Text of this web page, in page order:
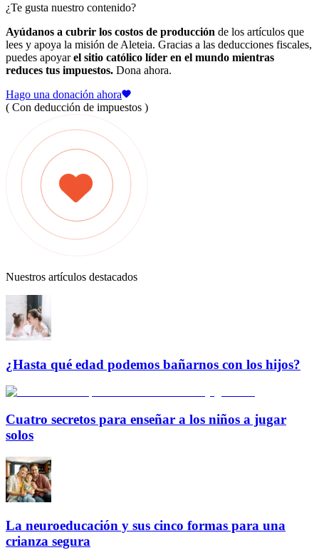
¿Te gusta nuestro contenido?
Ayúdanos a cubrir los costos de producción de los artículos que
lees y apoya la misión de Aleteia. Gracias a las deducciones fiscales,
puedes apoyarel sitio católico líder en el mundo mientras
reduces tus impuestos. Dona ahora.
Hago una donación ahora
( Con deducción de impuestos )
Nuestros artículos destacados
¿Hasta qué edad podemos bañarnos con los hijos?
Cuatro secretos para enseñar a los niños a jugar
solos
La neuroeducación y sus cinco formas para una
crianza segura